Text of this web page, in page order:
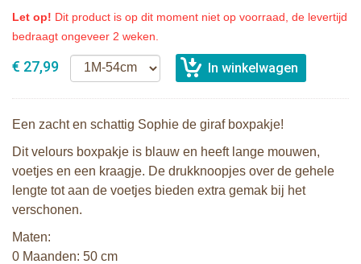
Let op! Dit product is op dit moment niet op voorraad, de levertijd
bedraagt ongeveer 2 weken.
€ 27,99
Een zacht en schattig Sophie de giraf boxpakje!
Dit velours boxpakje is blauw en heeft lange mouwen,
voetjes en een kraagje. De drukknoopjes over de gehele
lengte tot aan de voetjes bieden extra gemak bij het
verschonen.
Maten:
0 Maanden: 50 cm